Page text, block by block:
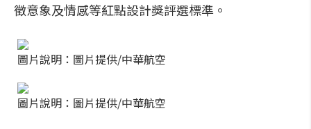
徵意象及情感等紅點設計獎評選標準。
圖片說明：圖片提供/中華航空
圖片說明：圖片提供/中華航空